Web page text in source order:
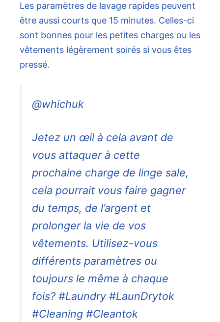
Les paramètres de lavage rapides peuvent
être aussi courts que 15 minutes. Celles-ci
sont bonnes pour les petites charges ou les
vêtements légèrement soirés si vous êtes
pressé.
@whichuk
Jetez un œil à cela avant de
vous attaquer à cette
prochaine charge de linge sale,
cela pourrait vous faire gagner
du temps, de l’argent et
prolonger la vie de vos
vêtements. Utilisez-vous
différents paramètres ou
toujours le même à chaque
fois? #Laundry #LaunDrytok
#Cleaning #Cleantok